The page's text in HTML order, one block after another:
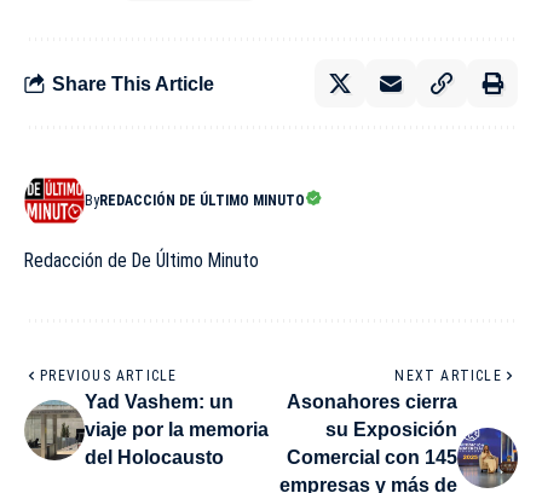
Share This Article
ByREDACCIÓN DE ÚLTIMO MINUTO
Redacción de De Último Minuto
PREVIOUS ARTICLE
Yad Vashem: un
viaje por la memoria
del Holocausto
NEXT ARTICLE
Asonahores cierra
su Exposición
Comercial con 145
empresas y más de